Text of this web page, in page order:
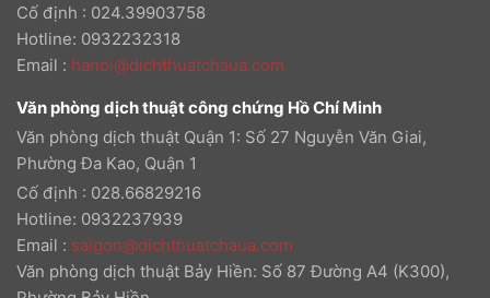
Cố định : 024.39903758
Hotline: 0932232318
Email : hanoi@dichthuatchaua.com
Văn phòng dịch thuật công chứng Hồ Chí Minh
Văn phòng dịch thuật Quận 1: Số 27 Nguyễn Văn Giai,
Phường Đa Kao, Quận 1
Cố định : 028.66829216
Hotline: 0932237939
Email : saigon@dichthuatchaua.com
Văn phòng dịch thuật Bảy Hiền: Số 87 Đường A4 (K300),